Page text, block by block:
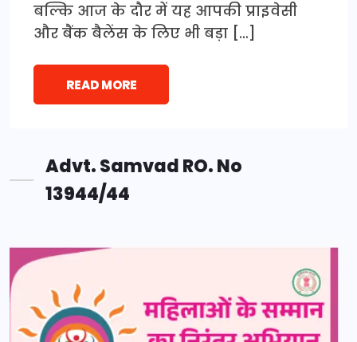
बल्कि आज के दौर में यह आपकी प्राइवेसी
और बैंक बैलेंस के लिए भी बड़ा […]
READ MORE
Advt. Samvad RO. No
13944/44